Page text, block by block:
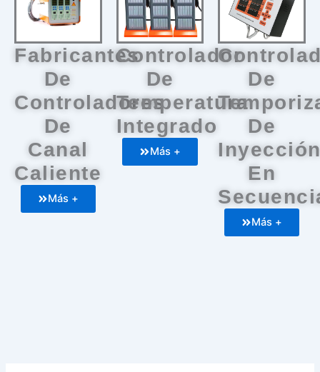
Fabricantes
De
Controladores
De
Canal
Caliente
Más +
Controlador
De
Temperatura
Integrado
Más +
De
De
En
Más +